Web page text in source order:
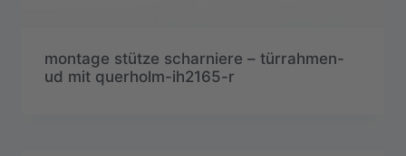
montage stütze scharniere – türrahmen-
ud mit querholm-ih2165-r